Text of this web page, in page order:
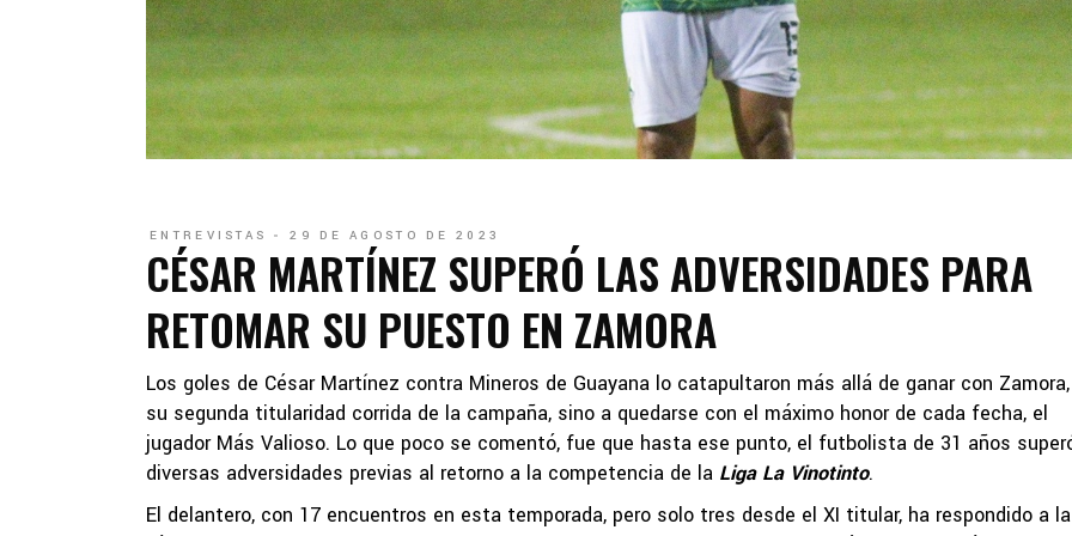
ENTREVISTAS 29 DE AGOSTO DE 2023
CÉSAR MARTÍNEZ SUPERÓ LAS ADVERSIDADES PARA
RETOMAR SU PUESTO EN ZAMORA
Los goles de César Martínez contra Mineros de Guayana lo catapultaron más allá de ganar con
su segunda titularidad corrida de la campaña, sino a quedarse con el máximo honor de cada fecha, el
jugador Más Valioso. Lo que poco se comentó, fue que hasta ese punto, el futbolista de 31 años
diversas adversidades previas al retorno a la competencia de la Liga La Vinotinto.
El delantero, con 17 encuentros en esta temporada, pero solo tres desde el XI titular, ha respondido a la